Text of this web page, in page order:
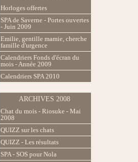
Horloges offertes
SPA de Saverne - Portes ouvertes
- Juin 2009
Emilie, gentille mamie, cherche
famille d'urgence
Calendriers Fonds d'écran du
mois - Année 2009
Calendriers SPA 2010
ARCHIVES 2008
Chat du mois - Riosuke - Mai
2008
QUIZZ sur les chats
QUIZZ - Les résultats
SPA - SOS pour Nola